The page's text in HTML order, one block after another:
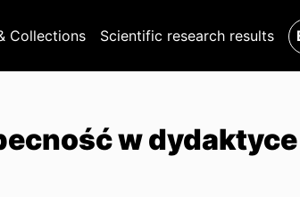
Collections Scientific research results
w dydaktyce